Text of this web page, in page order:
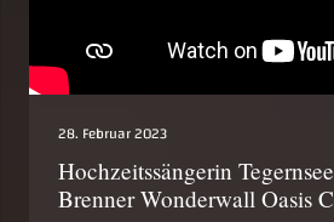
28. Februar 2023
Hochzeitssängerin
Brenner Wonderwall Oasis